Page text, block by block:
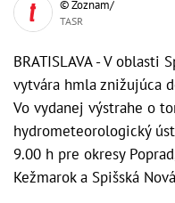
© Zoznam/
TASR
BRATISLAVA - V oblasti
vytvára hmla znižujúca
Vo vydanej výstrahe o
hydrometeorologický
9.00 h pre okresy
Kežmarok a Spišská